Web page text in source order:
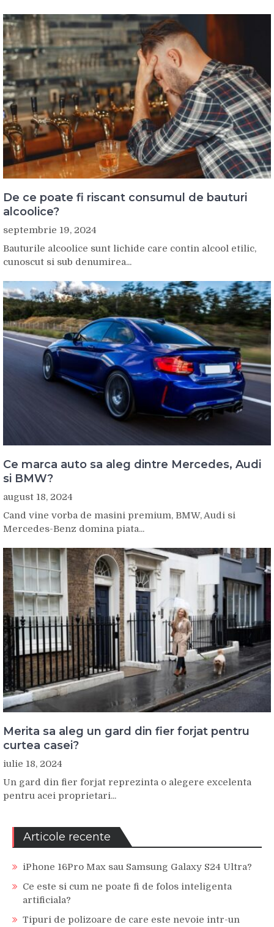
De ce poate fi riscant consumul de bauturi
alcoolice?
septembrie 19, 2024
Bauturile alcoolice sunt lichide care contin alcool etilic,
cunoscut si sub denumirea...
Ce marca auto sa aleg dintre Mercedes, Audi
si BMW?
august 18, 2024
Cand vine vorba de masini premium, BMW, Audi si
Mercedes-Benz domina piata...
Merita sa aleg un gard din fier forjat pentru
curtea casei?
iulie 18, 2024
Un gard din fier forjat reprezinta o alegere excelenta
pentru acei proprietari...
Articole recente
iPhone 16Pro Max sau Samsung Galaxy S24 Ultra?
Ce este si cum ne poate fi de folos inteligenta
artificiala?
Tipuri de polizoare de care este nevoie intr-un